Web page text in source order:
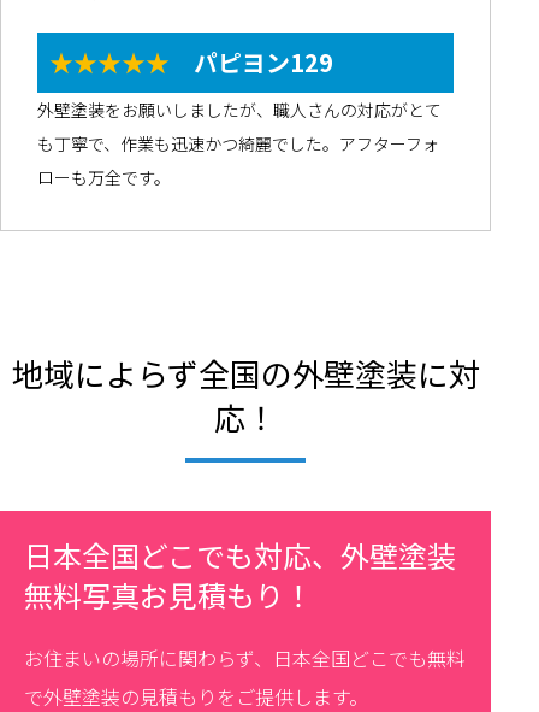
★★★★★ パピヨン129
外壁塗装をお願いしましたが、職人さんの対応がとて
も丁寧で、作業も迅速かつ綺麗でした。アフターフォ
ローも万全です。
地域によらず全国の外壁塗装に対
応！
日本全国どこでも対応、外壁塗装
無料写真お見積もり！
お住まいの場所に関わらず、日本全国どこでも無料
で外壁塗装の見積もりをご提供します。